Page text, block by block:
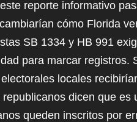
reporte informativo
cómo Florida
SB 1334 y HB 991
para marcar registros.
locales
dicen que es
queden inscritos por